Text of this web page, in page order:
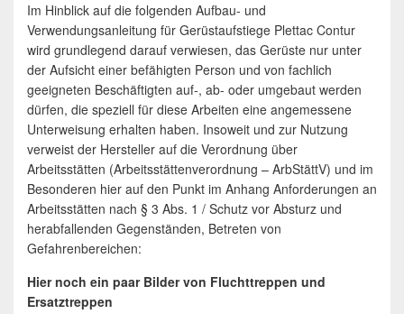
Im Hinblick auf die folgenden Aufbau- und
Verwendungsanleitung für Gerüstaufstiege Plettac Contur
wird grundlegend darauf verwiesen, das Gerüste nur unter
der Aufsicht einer befähigten Person und von fachlich
geeigneten Beschäftigten auf-, ab- oder umgebaut werden
dürfen, die speziell für diese Arbeiten eine angemessene
Unterweisung erhalten haben. Insoweit und zur Nutzung
verweist der Hersteller auf die Verordnung über
Arbeitsstätten (Arbeitsstättenverordnung – ArbStättV) und im
Besonderen hier auf den Punkt im Anhang Anforderungen an
Arbeitsstätten nach § 3 Abs. 1 / Schutz vor Absturz und
herabfallenden Gegenständen, Betreten von
Gefahrenbereichen:
Hier noch ein paar Bilder von Fluchttreppen und
Ersatztreppen